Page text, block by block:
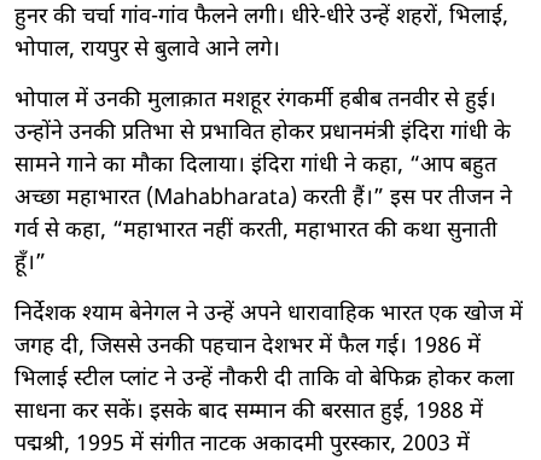
हुनर की चर्चा गांव-गांव फैलने लगी। धीरे-धीरे उन्हें शहरों, भिलाई,
भोपाल, रायपुर से बुलावे आने लगे।
भोपाल में उनकी मुलाक़ात मशहूर रंगकर्मी हबीब तनवीर से हुई।
उन्होंने उनकी प्रतिभा से प्रभावित होकर प्रधानमंत्री इंदिरा गांधी के
सामने गाने का मौका दिलाया। इंदिरा गांधी ने कहा, “आप बहुत
अच्छा महाभारत (Mahabharata) करती हैं।” इस पर तीजन ने
गर्व से कहा, “महाभारत नहीं करती, महाभारत की कथा सुनाती
हूँ।”
निर्देशक श्याम बेनेगल ने उन्हें अपने धारावाहिक भारत एक खोज में
जगह दी, जिससे उनकी पहचान देशभर में फैल गई। 1986 में
भिलाई स्टील प्लांट ने उन्हें नौकरी दी ताकि वो बेफिक्र होकर कला
साधना कर सकें। इसके बाद सम्मान की बरसात हुई, 1988 में
पद्मश्री, 1995 में संगीत नाटक अकादमी पुरस्कार, 2003 में